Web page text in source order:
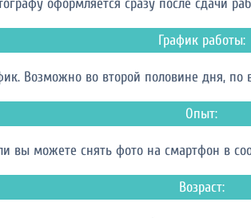
оформляется сразу после сдачи
График работы:
Возможно во второй половине дня,
Опыт:
вы можете снять фото на смартфон в
Возраст: